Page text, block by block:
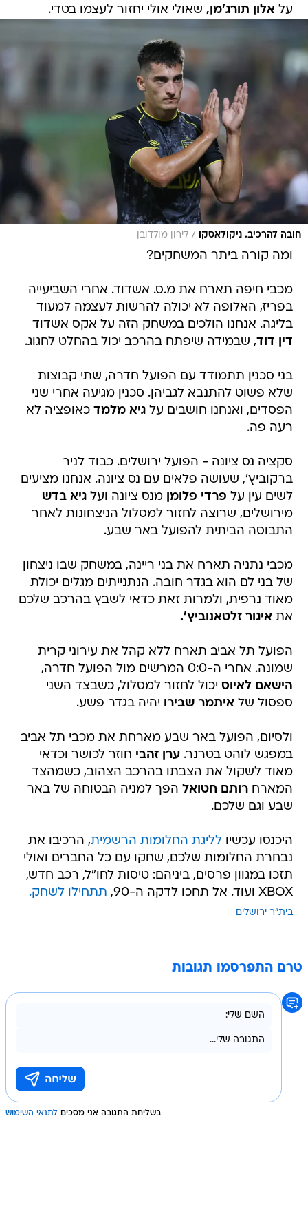
על אלון תורג'מן, שאולי אולי יחזור לעצמו בטדי.
חובה להרכיב. ניקולאסקו / לירון מולדובן
ומה קורה ביתר המשחקים?
מכבי חיפה תארח את מ.ס. אשדוד. אחרי השביעייה
בפריז, האלופה לא יכולה להרשות לעצמה למעוד
בליגה. אנחנו הולכים במשחק הזה על אקס אשדוד
דין דוד, שבמידה שיפתח בהרכב יכול בהחלט לחגוג.
בני סכנין תתמודד עם הפועל חדרה, שתי קבוצות
שלא פשוט להתנבא לגביהן. סכנין מגיעה אחרי שני
הפסדים, ואנחנו חושבים עלגיא מלמד כאופציה לא
רעה פה.
סקציה נס ציונה - הפועל ירושלים. כבוד לניר
ברקוביץ', שעושה פלאים עם נס ציונה. אנחנו מציעים
לשים עין על פרדי פלומן מנס ציונה ועלגיא בדש
מירושלים, שרוצה לחזור למסלול הניצחונות לאחר
התבוסה הביתית להפועל באר שבע.
מכבי נתניה תארח את בני ריינה, במשחק שבו ניצחון
של בני לם הוא בגדר חובה. הנתנייתים מגלים יכולת
מאוד נרפית, ולמרות זאת כדאי לשבץ בהרכב שלכם
את איגור זלטאנוביץ'.
הפועל תל אביב תארח ללא קהל את עירוני קרית
שמונה. אחרי ה-0:0 המרשים מול הפועל חדרה,
הישאם לאיוס יכול לחזור למסלול, כשבצד השני
ספסול של איתמר שבירו יהיה בגדר פשע.
ולסיום, הפועל באר שבע מארחת את מכבי תל אביב
במפגש לוהט בטרנר.ערן זהבי חוזר לכושר וכדאי
מאוד לשקול את הצבתו בהרכב הצהוב, כשמהצד
המארחרותם חטואל הפך למניה הבטוחה של באר
שבע וגם שלכם.
היכנסו עכשיולליגת החלומות הרשמית, הרכיבו את
נבחרת החלומות שלכם, שחקו עם כל החברים ואולי
תזכו במגוון פרסים, ביניהם: טיסות לחו"ל, רכב חדש,
XBOX ועוד. אל תחכו לדקה ה-90,
תתחילו לשחק.
בית"ר ירושלים
טרם התפרסמו תגובות
בשליחת התגובה אני מסכים לתנאי השימוש